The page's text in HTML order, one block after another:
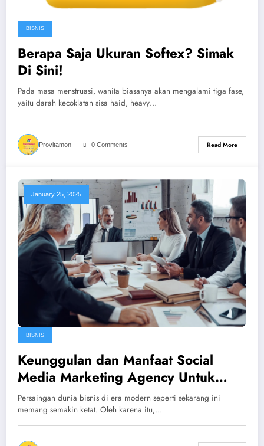
BISNIS
Berapa Saja Ukuran Softex? Simak
Di Sini!
Pada masa menstruasi, wanita biasanya akan mengalami tiga fase,
yaitu darah kecoklatan sisa haid, heavy…
Provitamon 0 Comments Read More
January 25, 2025
BISNIS
Keunggulan dan Manfaat Social
Media Marketing Agency Untuk
Bisnis
Persaingan dunia bisnis di era modern seperti sekarang ini
memang semakin ketat. Oleh karena itu,…